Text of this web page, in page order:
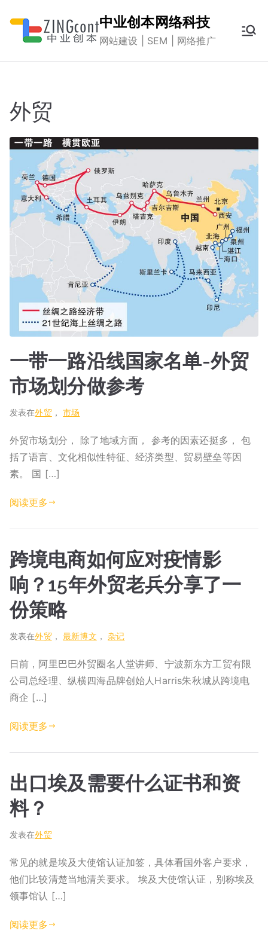
内
中业创本网络科技
网站建设 | SEM | 网络推广
外贸
一带一路沿线国家名单-外贸
市场划分做参考
发表在外贸，市场
外贸市场划分， 除了地域方面， 参考的因素还挺多， 包
括了语言、文化相似性特征、经济类型、贸易壁垒等因
素。 国 […]
阅读更多
跨境电商如何应对疫情影
响？15年外贸老兵分享了一
份策略
发表在外贸，最新博文 ，杂记
日前，阿里巴巴外贸圈名人堂讲师、宁波新东方工贸有限
公司总经理、纵横四海品牌创始人Harris朱秋城从跨境电
商企 […]
阅读更多
出口埃及需要什么证书和资
料？
发表在外贸
常见的就是埃及大使馆认证加签，具体看国外客户要求，
他们比较清楚当地清关要求。 埃及大使馆认证，别称埃及
领事馆认 […]
阅读更多